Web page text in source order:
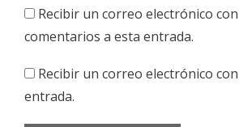
Recibir un correo electrónico
comentarios a esta entrada.
Recibir un correo electrónico
entrada.